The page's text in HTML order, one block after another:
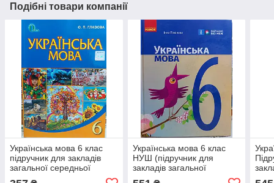
Подібні товари компанії
Українська мова 6 клас
підручник для закладів
загальної середньої
Українська мова 6 клас
НУШ (підручник для
закладів загальної